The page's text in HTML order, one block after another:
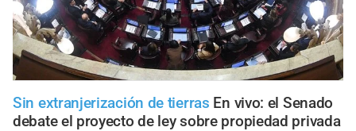
Sin extranjerización de tierras En vivo: el Senado
debate el proyecto de ley sobre propiedad privada